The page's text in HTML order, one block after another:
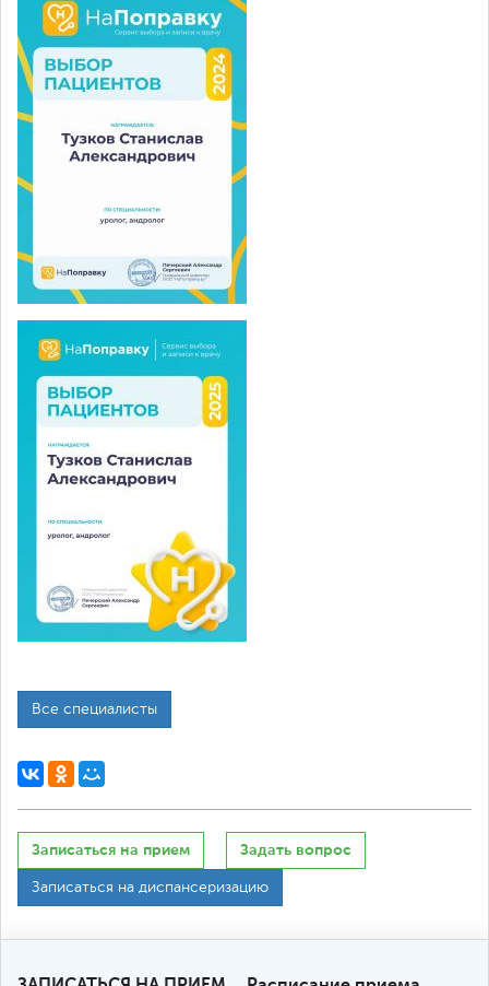
Все специалисты
Записаться на прием Задать вопрос
Записаться на диспансеризацию